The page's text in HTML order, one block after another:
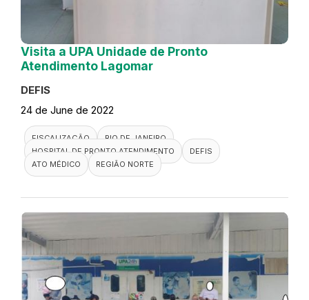
Visita a UPA Unidade de Pronto
Atendimento Lagomar
DEFIS
24 de June de 2022
FISCALIZAÇÃO
RIO DE JANEIRO
HOSPITAL DE PRONTO ATENDIMENTO
DEFIS
ATO MÉDICO
REGIÃO NORTE